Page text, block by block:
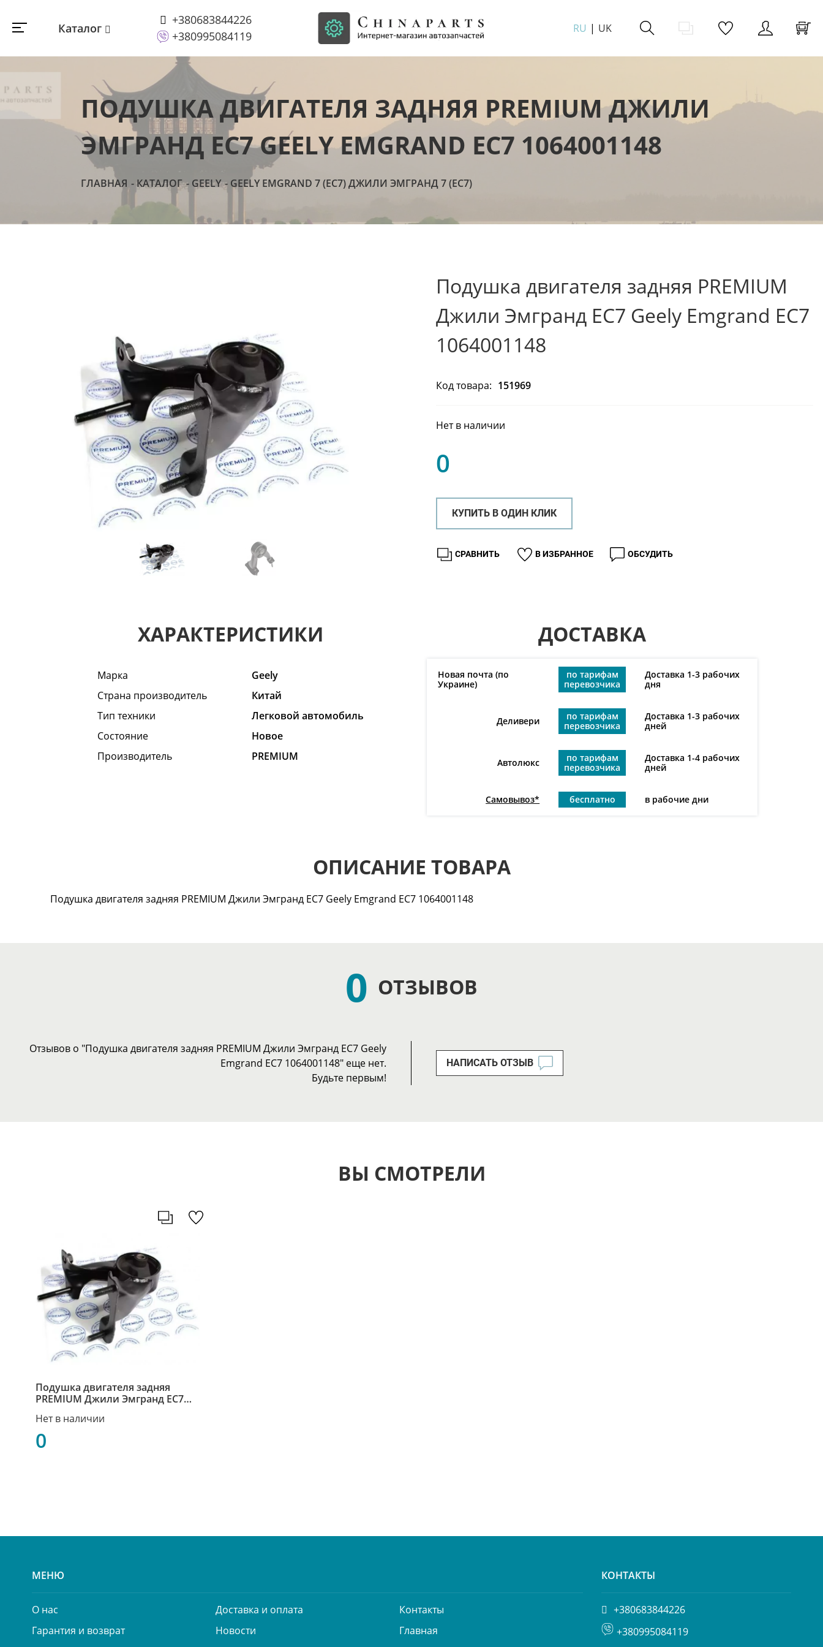
Каталог
+380683844226
+380995084119
RU UK
ПОДУШКА ДВИГАТЕЛЯ ЗАДНЯЯ PREMIUM ДЖИЛИ
ЭМГРАНД ЕС7 GEELY EMGRAND EC7 1064001148
ГЛАВНАЯ КАТАЛОГ GEELY GEELY EMGRAND 7 (EC7) ДЖИЛИ ЭМГРАНД 7 (ЕC7)
Подушка двигателя задняя PREMIUM
Джили Эмгранд ЕС7 Geely Emgrand EC7
1064001148
Код товара: 151969
Нет в наличии
0
КУПИТЬ В ОДИН КЛИК
В ИЗБРАННОЕ
СРАВНИТЬ ОБСУДИТЬ
ХАРАКТЕРИСТИКИ
Марка
Geely
Страна производитель
Китай
Тип техники
Легковой автомобиль
Состояние
Hовое
Производитель
PREMIUM
ДОСТАВКА
Новая почта (по
Украине)
по тарифам
перевозчика
Доставка 1-3 рабочих
дня
Деливери
по тарифам
перевозчика
Доставка 1-3 рабочих
дней
Автолюкс
по тарифам
перевозчика
Доставка 1-4 рабочих
дней
Самовывоз* бесплатно в рабочие дни
ОПИСАНИЕ ТОВАРА
Подушка двигателя задняя PREMIUM Джили Эмгранд ЕС7 Geely Emgrand EC7 1064001148
0 ОТЗЫВОВ
Отзывов о "Подушка двигателя задняя PREMIUM Джили Эмгранд ЕС7 Geely
Emgrand EC7 1064001148" еще нет.
Будьте первым!
НАПИСАТЬ ОТЗЫВ
ВЫ СМОТРЕЛИ
Подушка двигателя задняя
PREMIUM Джили Эмгранд ЕС7
Нет в наличии
0
МЕНЮ
О нас Доставка и оплата
Контакты
Гарантия и возврат
Новости
Главная
КОНТАКТЫ
+380683844226
+380995084119